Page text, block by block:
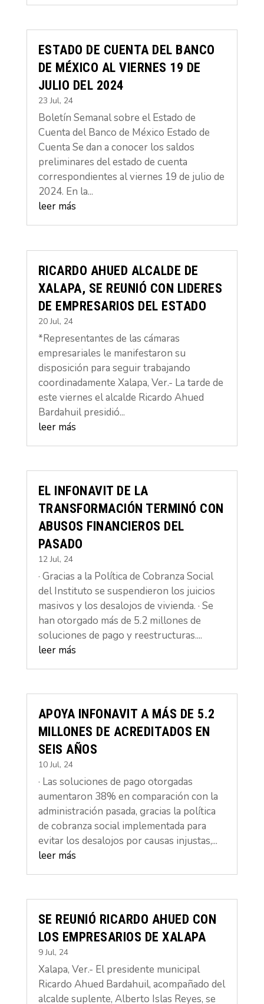
ESTADO DE CUENTA DEL BANCO
DE MÉXICO AL VIERNES 19 DE
JULIO DEL 2024
23 Jul, 24
Boletín Semanal sobre el Estado de
Cuenta del Banco de México Estado de
Cuenta Se dan a conocer los saldos
preliminares del estado de cuenta
correspondientes al viernes 19 de julio de
2024. En la...
leer más
RICARDO AHUED ALCALDE DE
XALAPA, SE REUNIÓ CON LIDERES
DE EMPRESARIOS DEL ESTADO
20 Jul, 24
*Representantes de las cámaras
empresariales le manifestaron su
disposición para seguir trabajando
coordinadamente Xalapa, Ver.- La tarde de
este viernes el alcalde Ricardo Ahued
Bardahuil presidió...
leer más
EL INFONAVIT DE LA
TRANSFORMACIÓN TERMINÓ CON
ABUSOS FINANCIEROS DEL
PASADO
12 Jul, 24
· Gracias a la Política de Cobranza Social
del Instituto se suspendieron los juicios
masivos y los desalojos de vivienda. · Se
han otorgado más de 5.2 millones de
soluciones de pago y reestructuras....
leer más
APOYA INFONAVIT A MÁS DE 5.2
MILLONES DE ACREDITADOS EN
SEIS AÑOS
10 Jul, 24
· Las soluciones de pago otorgadas
aumentaron 38% en comparación con la
administración pasada, gracias la política
de cobranza social implementada para
evitar los desalojos por causas injustas,...
leer más
SE REUNIÓ RICARDO AHUED CON
LOS EMPRESARIOS DE XALAPA
9 Jul, 24
Xalapa, Ver.- El presidente municipal
Ricardo Ahued Bardahuil, acompañado del
alcalde suplente, Alberto Islas Reyes, se